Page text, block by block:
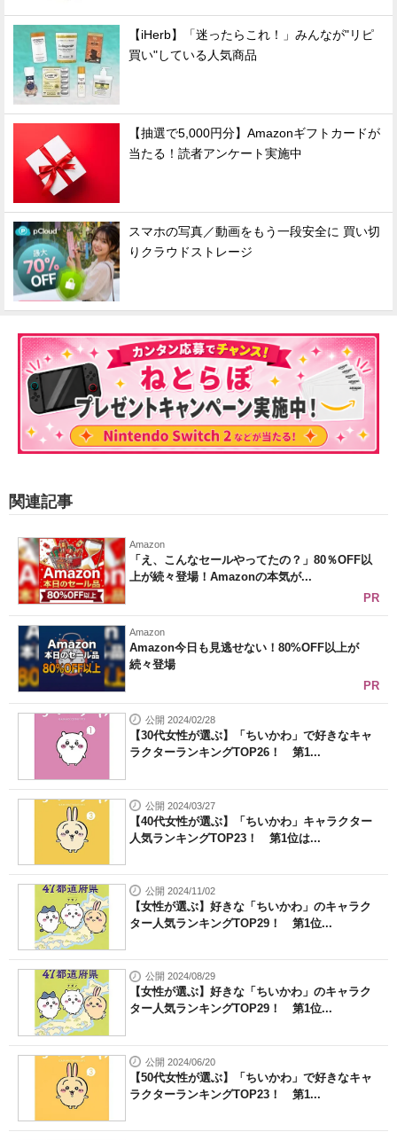
【iHerb】「迷ったらこれ！」みんなが"リピ
買い"している人気商品
【抽選で5,000円分】Amazonギフトカードが
当たる！読者アンケート実施中
スマホの写真／動画をもう一段安全に 買い切
りクラウドストレージ
関連記事
Amazon
「え、こんなセールやってたの？」80％OFF以
上が続々登場！Amazonの本気が...
PR
Amazon
Amazon今日も見逃せない！80%OFF以上が
続々登場
PR
公開 2024/02/28
【30代女性が選ぶ】「ちいかわ」で好きなキャ
ラクターランキングTOP26！ 第1...
公開 2024/03/27
【40代女性が選ぶ】「ちいかわ」キャラクター
人気ランキングTOP23！ 第1位は...
公開 2024/11/02
【女性が選ぶ】好きな「ちいかわ」のキャラク
ター人気ランキングTOP29！ 第1位...
公開 2024/08/29
【女性が選ぶ】好きな「ちいかわ」のキャラク
ター人気ランキングTOP29！ 第1位...
公開 2024/06/20
【50代女性が選ぶ】「ちいかわ」で好きなキャ
ラクターランキングTOP23！ 第1...